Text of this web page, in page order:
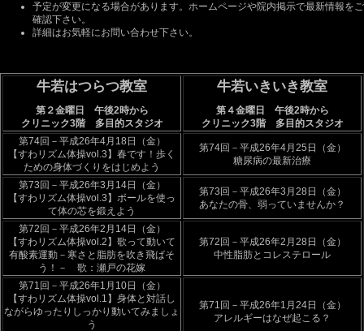
予定が変更になる場合があります。ホームページや院内掲示で最新情報をご
確認下さい。
詳細はお気軽にお問い合わせ下さい。
牛若はつらつ教室
第２金曜日 午後2時から
クリニック3階 多目的スタジオ
牛若いきいき教室
第４金曜日 午後2時から
クリニック3階 多目的スタジオ
第74回－平成26年4月18日（金）
【すわリズム体操vol.3】春です！歩く
ための身体づくりをはじめよう
第74回－平成26年4月25日（金）
糖尿病の最新治療
第73回－平成26年3月14日（金）
【すわリズム体操vol.3】ボールを使っ
て体の芯を鍛えよう
第73回－平成26年3月28日（金）
あなたの骨、弱っていませんか？
第72回－平成26年2月14日（金）
【すわリズム体操vol.2】歌って動いて
有酸素運動－寒さと脂肪を吹き飛ばそ
う！－ 歌：瀬戸の花嫁
第72回－平成26年2月28日（金）
中性脂肪とコレステロール
第71回－平成26年1月10日（金）
【すわリズム体操vol.1】身体と対話し
ながらゆったりしっかり動いてみましょ
う
第71回－平成26年1月24日（金）
アレルギーはなぜ起こる？